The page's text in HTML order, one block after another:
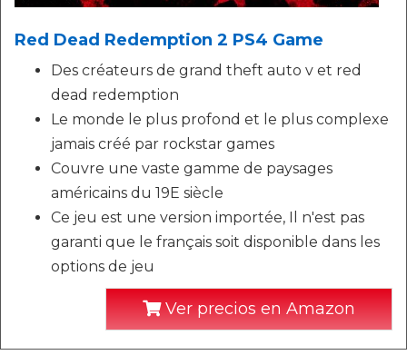
Red Dead Redemption 2 PS4 Game
Des créateurs de grand theft auto v et red
dead redemption
Le monde le plus profond et le plus complexe
jamais créé par rockstar games
Couvre une vaste gamme de paysages
américains du 19E siècle
Ce jeu est une version importée, Il n'est pas
garanti que le français soit disponible dans les
options de jeu
Ver precios en Amazon